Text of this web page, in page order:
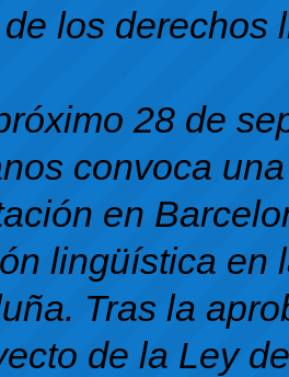
los derechos
28 de
convoca
en
lingüística en
Tras la
de la Ley